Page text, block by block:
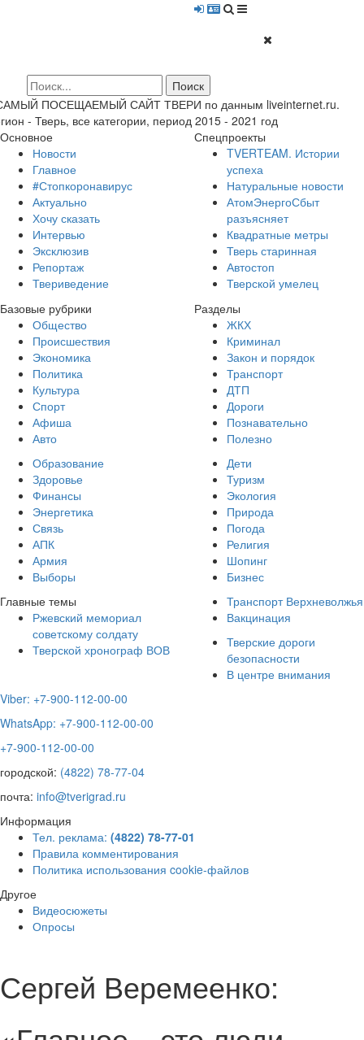
ПОСЕЩАЕМЫЙ САЙТ ТВЕРИ по данным liveinternet.ru.
- Тверь, все категории, период 2015 - 2021 год
Основное
Новости
Главное
#Стопкоронавирус
Актуально
Хочу сказать
Интервью
Эксклюзив
Репортаж
Твериведение
Спецпроекты
TVERTEAM. Истории
успеха
Натуральные новости
АтомЭнергоСбыт
разъясняет
Квадратные метры
Тверь старинная
Автостоп
Тверской умелец
Базовые рубрики
Общество
Происшествия
Экономика
Политика
Культура
Спорт
Афиша
Авто
Разделы
ЖКХ
Криминал
Закон и порядок
Транспорт
ДТП
Дороги
Познавательно
Полезно
Образование
Здоровье
Финансы
Энергетика
Связь
АПК
Армия
Выборы
Дети
Туризм
Экология
Природа
Погода
Религия
Шопинг
Бизнес
Главные темы
Ржевский мемориал
советскому солдату
Тверской хронограф ВОВ
Транспорт Верхневолжья
Вакцинация
Тверские дороги
безопасности
В центре внимания
Viber: +7-900-112-00-00
WhatsApp: +7-900-112-00-00
+7-900-112-00-00
городской: (4822) 78-77-04
почта: info@tverigrad.ru
Информация
Тел. реклама: (4822) 78-77-01
Правила комментирования
Политика использования cookie-файлов
Другое
Видеосюжеты
Опросы
Сергей Веремеенко: